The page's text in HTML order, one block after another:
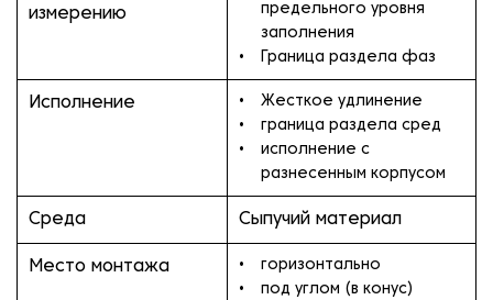
измерению
предельного уровня
заполнения
Граница раздела фаз
Исполнение
Жесткое удлинение
граница раздела сред
исполнение с
разнесенным корпусом
Среда Сыпучий материал
Место монтажа
горизонтально
под углом (в конус)